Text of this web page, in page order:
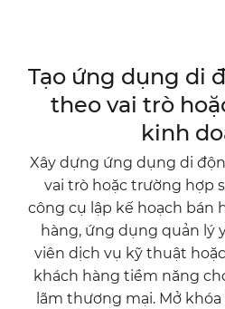
Tạo ứng dụng di
theo vai trò
kinh
Xây dựng ứng dụng di
vai trò hoặc trường hợp
công cụ lập kế hoạch bán
hàng, ứng dụng quản lý
viên dịch vụ kỹ thuật
khách hàng tiềm năng
lãm thương mại. Mở